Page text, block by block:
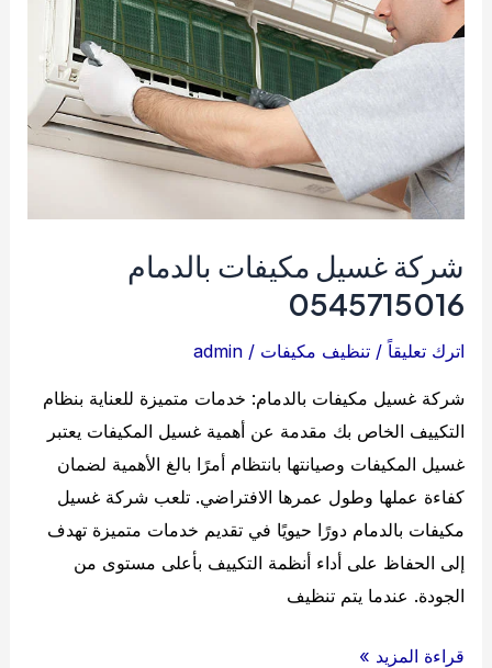
شركة غسيل مكيفات بالدمام
0545715016
اترك تعليقاً /تنظيف مكيفات /
admin
شركة غسيل مكيفات بالدمام: خدمات متميزة للعناية بنظام
التكييف الخاص بك مقدمة عن أهمية غسيل المكيفات يعتبر
غسيل المكيفات وصيانتها بانتظام أمرًا بالغ الأهمية لضمان
كفاءة عملها وطول عمرها الافتراضي. تلعب شركة غسيل
مكيفات بالدمام دورًا حيويًا في تقديم خدمات متميزة تهدف
إلى الحفاظ على أداء أنظمة التكييف بأعلى مستوى من
الجودة. عندما يتم تنظيف
شركة
قراءة المزيد »